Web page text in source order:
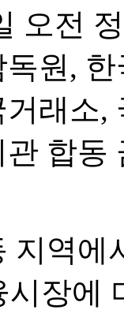
오전
원,
래소,
합동
지역에
시장에